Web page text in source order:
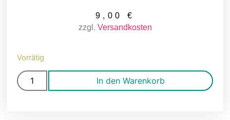
9,00 €
zzgl. Versandkosten
Vorrätig
In den Warenkorb